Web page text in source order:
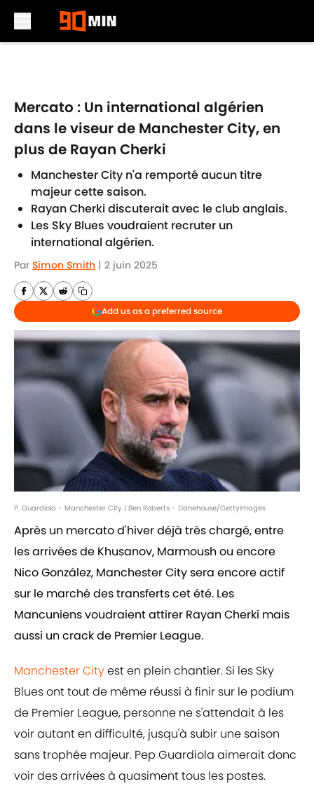
Mercato : Un international algérien
dans le viseur de Manchester City, en
plus de Rayan Cherki
Manchester City n'a remporté aucun titre
majeur cette saison.
Rayan Cherki discuterait avec le club anglais.
Les Sky Blues voudraient recruter un
international algérien.
Par Simon Smith | 2 juin 2025
Add us as a preferred source
P. Guardiola - Manchester City | Ben Roberts - Danehouse/GettyImages
Après un mercato d'hiver déjà très chargé, entre
les arrivées de Khusanov, Marmoush ou encore
Nico González, Manchester City sera encore actif
sur le marché des transferts cet été. Les
Mancuniens voudraient attirer Rayan Cherki mais
aussi un crack de Premier League.
Manchester Cityest en plein chantier. Si les Sky
Blues ont tout de même réussi à finir sur le podium
de Premier League, personne ne s'attendait à les
voir autant en difficulté, jusqu'à subir une saison
sans trophée majeur. Pep Guardiola aimerait donc
voir des arrivées à quasiment tous les postes.